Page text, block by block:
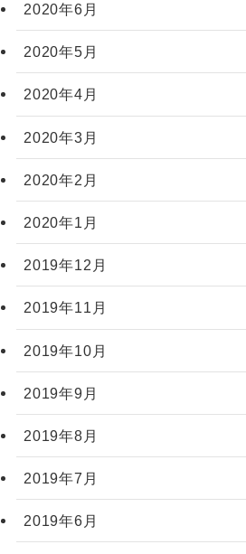
2020年6月
2020年5月
2020年4月
2020年3月
2020年2月
2020年1月
2019年12月
2019年11月
2019年10月
2019年9月
2019年8月
2019年7月
2019年6月